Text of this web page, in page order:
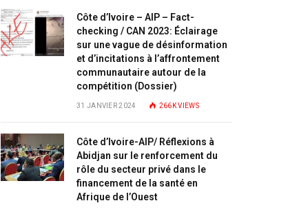
Côte d’Ivoire – AIP – Fact-
checking / CAN 2023: Éclairage
sur une vague de désinformation
et d’incitations à l’affrontement
communautaire autour de la
compétition (Dossier)
31 JANVIER 2024 266KVIEWS
Côte d’Ivoire-AIP/ Réflexions à
Abidjan sur le renforcement du
rôle du secteur privé dans le
financement de la santé en
Afrique de l’Ouest